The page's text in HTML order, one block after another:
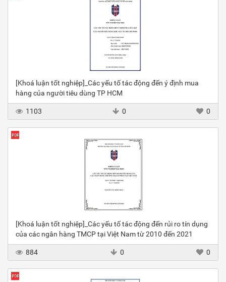
[Khoá luận tốt nghiệp]_Các yếu tố tác động đến ý định mua
hàng của người tiêu dùng TP HCM
1103 0 0
[Khoá luận tốt nghiệp]_Các yếu tố tác động đến rủi ro tín dụng
của các ngân hàng TMCP tại Việt Nam từ 2010 đến 2021
884 0 0